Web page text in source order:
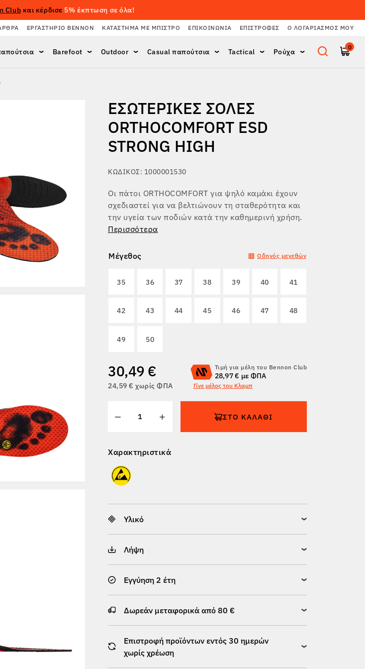
Club και κέρδισε 5% έκπτωση σε όλα!
ΕΡΓΑΣΤΉΡΙΟ BENNON ΚΑΤΆΣΤΗΜΑ ΜΕ ΜΠΙΣΤΡΌ ΕΠΙΚΟΙΝΩΝΊΑ ΕΠΙΣΤΡΟΦΈΣ Ο ΛΟΓΑΡΙΑΣΜΌΣ ΜΟΥ
Barefoot Outdoor Casual παπούτσια Tactical Ρούχα
0
ΕΣΩΤΕΡΙΚΈΣ ΣΌΛΕΣ
ORTHOCOMFORT ESD
STRONG HIGH
ΚΩΔΙΚΌΣ: 1000001530
Μέγεθος Οδηγός μεγεθών
35 36 37 38 39 40 41
42 43 44 45 46 47 48
49 50
30,49 €
24,59 € χωρίς ΦΠΑ
Τιμή για μέλη του Bennon Club
28,97 € με ΦΠΑ
Γίνε μέλος του Κλαμπ
ΣΤΟ ΚΑΛΆΘΙ
Χαρακτηριστικά
Οι πάτοι ORTHOCOMFORT για ψηλό καμάκι έχουν
σχεδιαστεί για να βελτιώνουν τη σταθερότητα και
την υγεία των ποδιών κατά την καθημερινή χρήση.
Περισσότερα
Υλικό
Λήψη
Εγγύηση 2 έτη
Δωρεάν μεταφορικά από 80 €
Επιστροφή προϊόντων εντός 30 ημερών
χωρίς χρέωση